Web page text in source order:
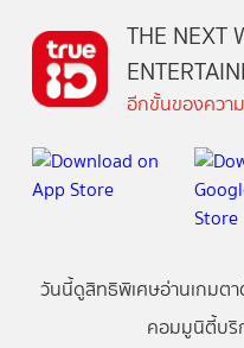
THE NEXT
อีกขั้นของควา
วันนี้ดูสิทธิพิเศษอ่านเกมต
คอมมูนิตี้บริ